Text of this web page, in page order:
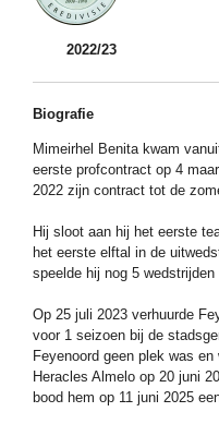
2022/23
Biografie
Mimeirhel Benita kwam
eerste profcontract op 4
2022 zijn contract tot de
Hij sloot aan hij het eerste
het eerste elftal in de
speelde hij nog 5
Op 25 juli 2023 verhuurde
voor 1 seizoen bij de
Feyenoord geen plek was
Heracles Almelo op 20 juni
bood hem op 11 juni 2025